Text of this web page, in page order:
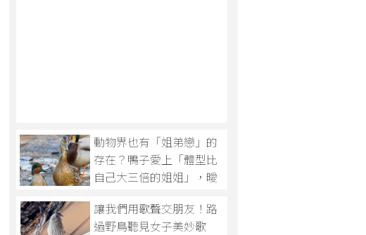
動物界也有「姐弟戀」的
存在？鴨子愛上「體型比
自己大三倍的姐姐」，曖
讓我們用歌聲交朋友！路
過野鳥聽見女子美妙歌